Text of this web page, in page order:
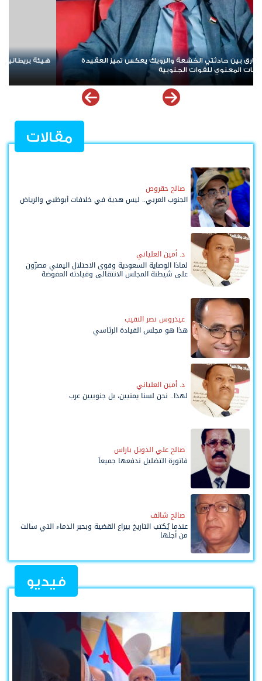
هيئة بريطانية: استهداف سفينة تجارية في خليج عدن
مقالات
صالح حقروص
الجنوب العربي.. ليس هدية في خلافات أبوظبي والرياض
د. أمين العلياني
لماذا الوصاية السعودية وقوى الاحتلال اليمني مصرّون
على شيطنة المجلس الانتقالي وقيادته المفوضة
وحواضنه الشعبية؟
عيدروس نصر النقيب
هذا هو مجلس القيادة الرئاسي
د. أمين العلياني
لهذا.. نحن لسنا يمنيين، بل جنوبيين عرب
صالح علي الدويل باراس
فاتورة التضليل ندفعها جميعاً
صالح شائف
عندما يُكتب التاريخ بيراع القضية وبحبر الدماء التي سالت
من أجلها
فيديو